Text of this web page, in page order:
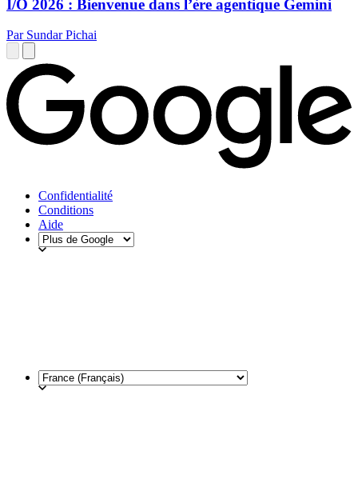
I/O 2026 : Bienvenue dans l’ère agentique Gemini
Par Sundar Pichai
Confidentialité
Conditions
Aide